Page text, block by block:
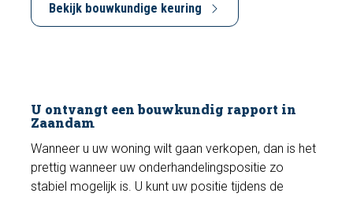
Bekijk bouwkundige keuring
U ontvangt een bouwkundig rapport in
Zaandam
Wanneer u uw woning wilt gaan verkopen, dan is het
prettig wanneer uw onderhandelingspositie zo
stabiel mogelijk is. U kunt uw positie tijdens de